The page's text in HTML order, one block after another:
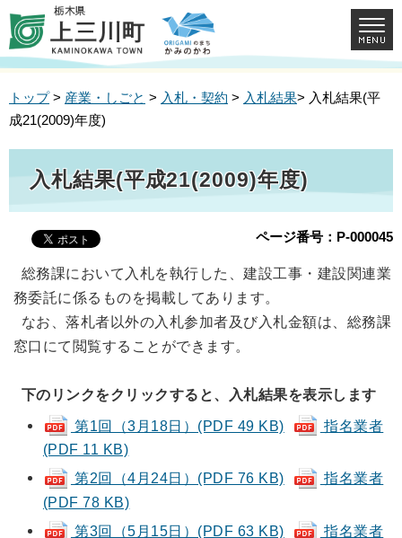
トップ> 産業・しごと > 入札・契約 > 入札結果> 入札結果(平
成21(2009)年度)
入札結果(平成21(2009)年度)
ページ番号：P-000045
総務課において入札を執行した、建設工事・建設関連業
務委託に係るものを掲載してあります。
なお、落札者以外の入札参加者及び入札金額は、総務課
窓口にて閲覧することができます。
下のリンクをクリックすると、入札結果を表示します
第1回（3月18日）(PDF 49 KB)
指名業者
(PDF 11 KB)
第2回（4月24日）(PDF 76 KB)
指名業者
(PDF 78 KB)
第3回（5月15日）(PDF 63 KB)
指名業者